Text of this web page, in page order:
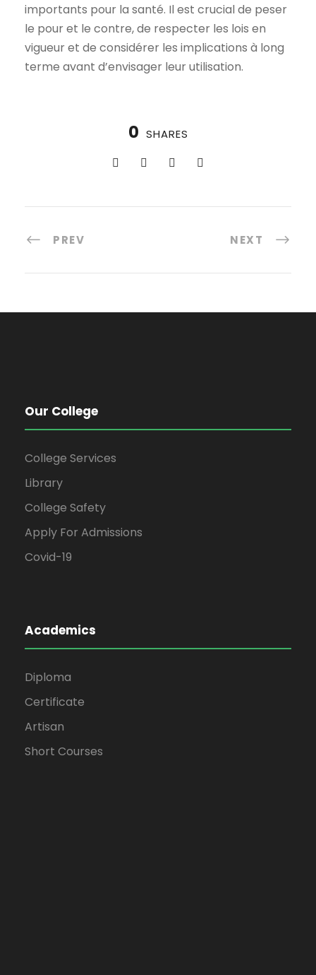
importants pour la santé. Il est crucial de peser
le pour et le contre, de respecter les lois en
vigueur et de considérer les implications à long
terme avant d’envisager leur utilisation.
0 SHARES
PREV NEXT
Our College
College Services
Library
College Safety
Apply For Admissions
Covid-19
Academics
Diploma
Certificate
Artisan
Short Courses